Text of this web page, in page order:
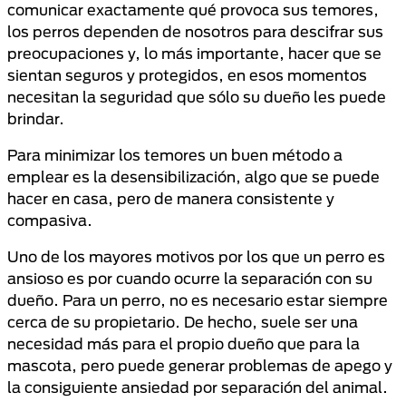
comunicar exactamente qué provoca sus temores,
los perros dependen de nosotros para descifrar sus
preocupaciones y, lo más importante, hacer que se
sientan seguros y protegidos, en esos momentos
necesitan la seguridad que sólo su dueño les puede
brindar.
Para minimizar los temores un buen método a
emplear es la desensibilización, algo que se puede
hacer en casa, pero de manera consistente y
compasiva.
Uno de los mayores motivos por los que un perro es
ansioso es por cuando ocurre la separación con su
dueño. Para un perro, no es necesario estar siempre
cerca de su propietario. De hecho, suele ser una
necesidad más para el propio dueño que para la
mascota, pero puede generar problemas de apego y
la consiguiente ansiedad por separación del animal.